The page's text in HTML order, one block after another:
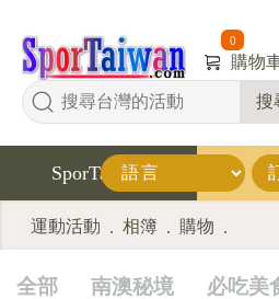
搜
0
購物
SporTaiwan
運動活動 . 相簿 . 購物 .
全部 南澳秘境 必吃美